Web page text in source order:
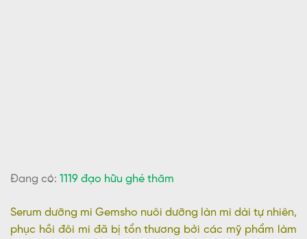
Đang có: 1119 đạo hữu ghé thăm
Serum dưỡng mi Gemsho nuôi dưỡng làn mi dài tự nhiên,
phục hồi đôi mi đã bị tổn thương bởi các mỹ phẩm làm